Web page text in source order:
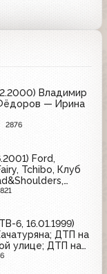
Владимир
— Ирина
2876
Ford,
Tchibo, Клуб
Coca-Cola
6, 16.01.1999)
ДТП на
улице; ДТП на